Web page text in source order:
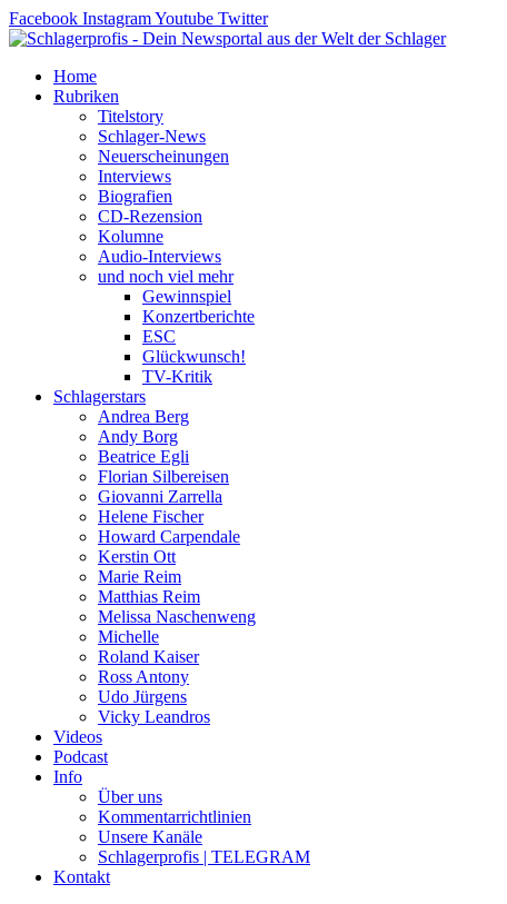
Zum
Inhalt
Facebook InstagramYoutube Twitter
Home
Rubriken
Titelstory
Schlager-News
Neuerscheinungen
Interviews
Biografien
CD-Rezension
Kolumne
Audio-Interviews
und noch viel mehr
Gewinnspiel
Konzertberichte
ESC
Glückwunsch!
TV-Kritik
Schlagerstars
Andrea Berg
Andy Borg
Beatrice Egli
Florian Silbereisen
Giovanni Zarrella
Helene Fischer
Howard Carpendale
Kerstin Ott
Marie Reim
Matthias Reim
Melissa Naschenweng
Michelle
Roland Kaiser
Ross Antony
Udo Jürgens
Vicky Leandros
Videos
Podcast
Info
Über uns
Kommentarrichtlinien
Unsere Kanäle
Schlagerprofis | TELEGRAM
Kontakt